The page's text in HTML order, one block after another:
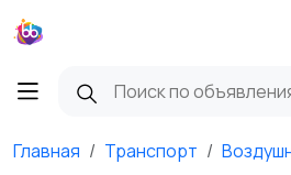
Главная Транспорт